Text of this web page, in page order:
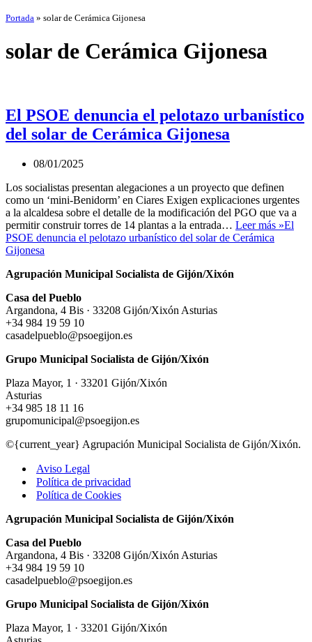
Portada » solar de Cerámica Gijonesa
solar de Cerámica Gijonesa
El PSOE denuncia el pelotazo urbanístico
del solar de Cerámica Gijonesa
08/01/2025
Los socialistas presentan alegaciones a un proyecto que definen
como un ‘mini-Benidorm’ en Ciares Exigen explicaciones urgentes
a la alcaldesa sobre el detalle de la modificación del PGO que va a
permitir construir torres de 14 plantas a la entrada… Leer más »El
PSOE denuncia el pelotazo urbanístico del solar de Cerámica
Gijonesa
Agrupación Municipal Socialista de Gijón/Xixón
Casa del Pueblo
Argandona, 4 Bis · 33208 Gijón/Xixón Asturias
+34 984 19 59 10
casadelpueblo@psoegijon.es
Grupo Municipal Socialista de Gijón/Xixón
Plaza Mayor, 1 · 33201 Gijón/Xixón
Asturias
+34 985 18 11 16
grupomunicipal@psoegijon.es
©{current_year} Agrupación Municipal Socialista de Gijón/Xixón.
Aviso Legal
Política de privacidad
Política de Cookies
Agrupación Municipal Socialista de Gijón/Xixón
Casa del Pueblo
Argandona, 4 Bis · 33208 Gijón/Xixón Asturias
+34 984 19 59 10
casadelpueblo@psoegijon.es
Grupo Municipal Socialista de Gijón/Xixón
Plaza Mayor, 1 · 33201 Gijón/Xixón